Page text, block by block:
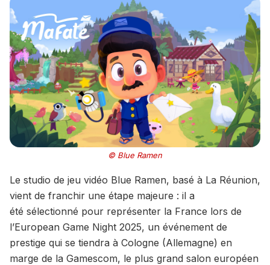
© Blue Ramen
Le studio de jeu vidéo Blue Ramen, basé à La Réunion,
vient de franchir une étape majeure : il a
été sélectionné pour représenter la France lors de
l’European Game Night 2025, un événement de
prestige qui se tiendra à Cologne (Allemagne) en
marge de la Gamescom, le plus grand salon européen